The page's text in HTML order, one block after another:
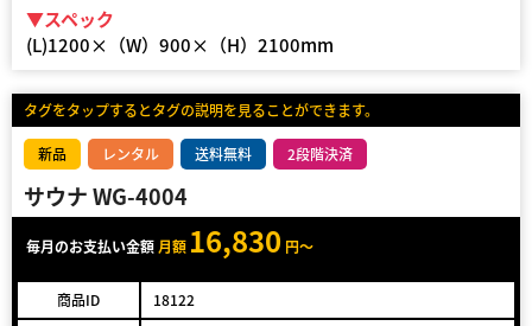
▼スペック
(L)1200×（W）900×（H）2100mm
タグをタップするとタグの説明を見ることができます。
新品 レンタル 送料無料 2段階決済
サウナ WG-4004
毎月のお支払い金額 月額 16,830 円～
商品ID 18122